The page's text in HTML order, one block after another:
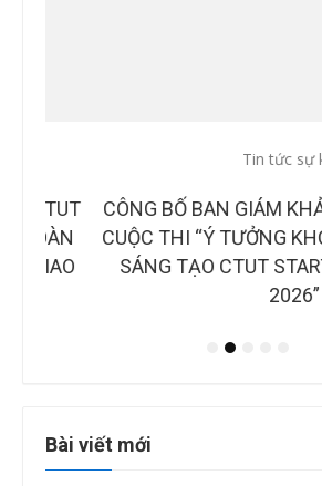
Tin tức sự kiện
CÔNG BỐ BAN GIÁM KHẢO
CUỘC THI “Ý TƯỞNG KHỞI
SÁNG TẠO CTUT STARTUP
2026”
Bài viết mới